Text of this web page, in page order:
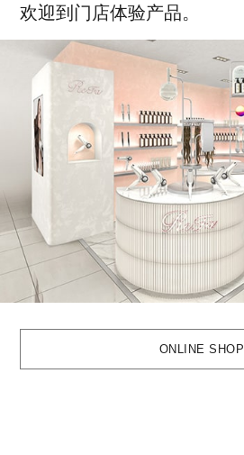
欢迎到门店体验产品。
ONLINE SHOP